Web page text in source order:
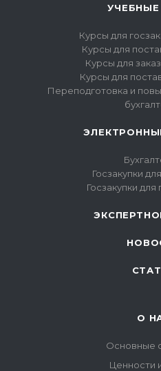
Курсы для
Курсы для
Курсы для
Курсы для
Переподготовка и
Госзакупки
Госзакупки
О
Основные
Ценности